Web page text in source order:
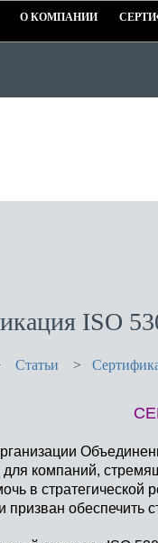
О КОМПАНИИ
ISO
Статьи >
компаний,
в
призван обеспечить